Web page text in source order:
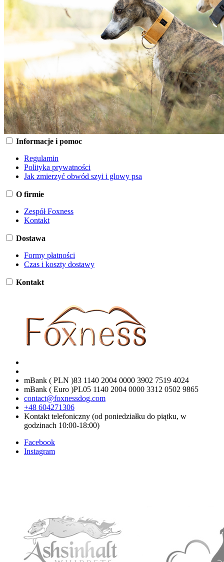
Informacje i pomoc
Regulamin
Polityka prywatności
Jak zmierzyć obwód szyi i glowy psa
O firmie
Zespół Foxness
Kontakt
Dostawa
Formy płatności
Czas i koszty dostawy
Kontakt
mBank ( PLN )83 1140 2004 0000 3902 7519 4024
mBank ( Euro )PL05 1140 2004 0000 3312 0502 9865
contact@foxnessdog.com
+48 604271306
Kontakt telefoniczny (od poniedziałku do piątku, w
godzinach 10:00-18:00)
Facebook
Instagram